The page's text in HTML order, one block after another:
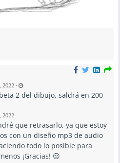
2022 · L
a
s
t
t
d
o
v
1
2 del dibujo, saldrá en 200
2022
que retrasarlo, ya que estoy
con un diseño mp3 de audio
todo lo posible para
¡Gracias! 😔